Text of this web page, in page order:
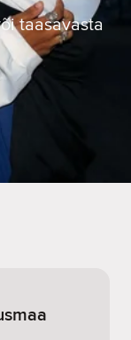
taasavasta